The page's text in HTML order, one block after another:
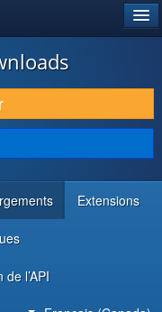
Extensions
l’API